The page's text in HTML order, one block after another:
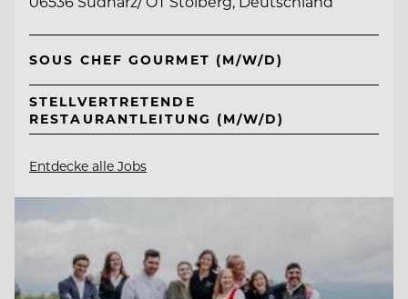
SOUS CHEF GOURMET (M/W/D)
STELLVERTRETENDE
RESTAURANTLEITUNG (M/W/D)
Entdecke alle Jobs